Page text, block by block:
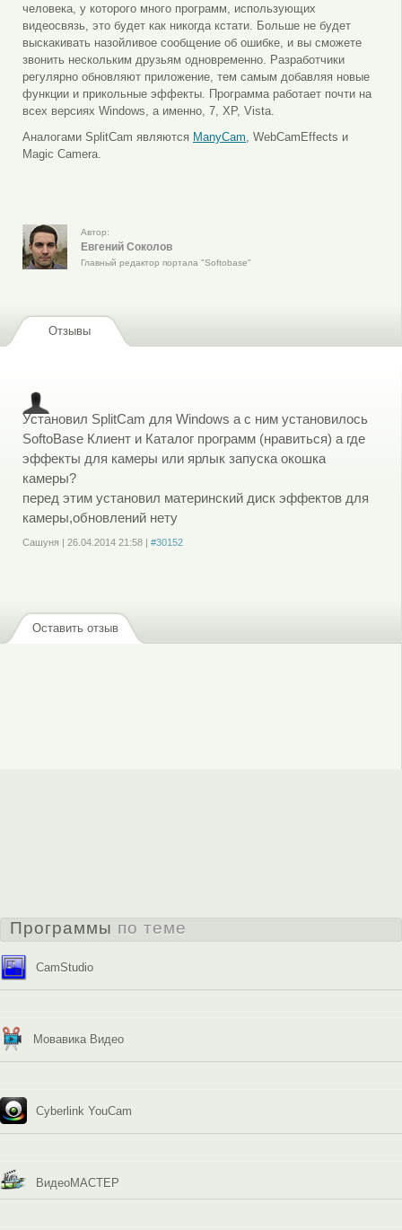
человека, у которого много программ, использующих
видеосвязь, это будет как никогда кстати. Больше не будет
выскакивать назойливое сообщение об ошибке, и вы сможете
звонить нескольким друзьям одновременно. Разработчики
регулярно обновляют приложение, тем самым добавляя новые
функции и прикольные эффекты. Программа работает почти на
всех версиях Windows, а именно, 7, XP, Vista.
Аналогами SplitCam являются ManyCam , WebCamEffects и
Magic Camera.
Автор:
Евгений Соколов
Главный редактор портала "Softobase"
Отзывы
Установил SplitCam для Windows а с ним установилось
SoftoBase Клиент и Каталог программ (нравиться) а где
эффекты для камеры или ярлык запуска окошка
камеры?
перед этим установил материнский диск эффектов для
камеры,обновлений нету
Сашуня | 26.04.2014 21:58| #30152
Оставить отзыв
Программы по теме
CamStudio
Мовавика Видео
Cyberlink YouCam
ВидеоМАСТЕР